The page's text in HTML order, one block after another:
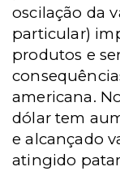
oscilação da
particular)
produtos e
americana.
dólar tem
e alcançado
atingido